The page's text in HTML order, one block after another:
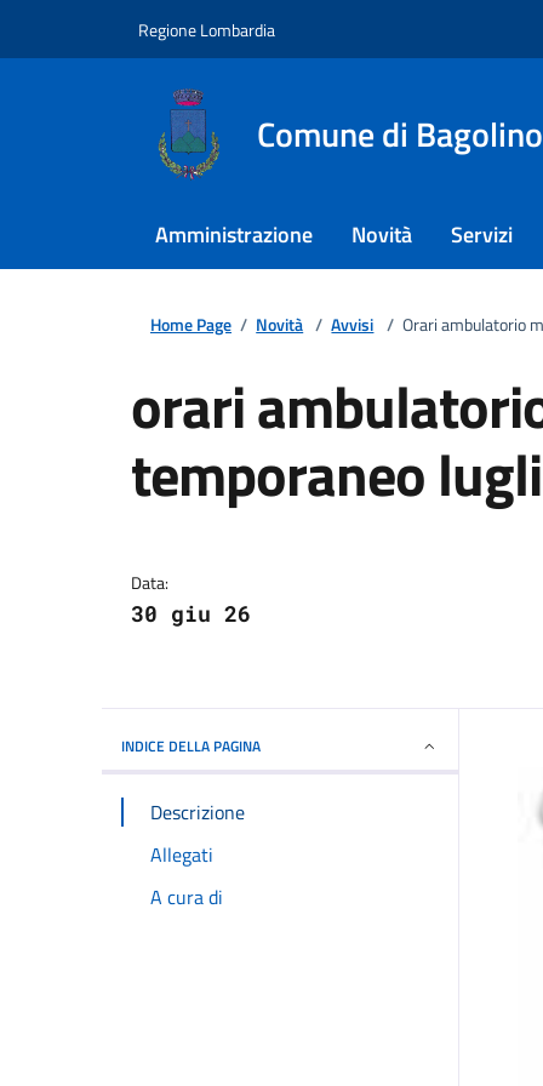
Regione Lombardia
Comune di Bagolino
Amministrazione Novità Servizi
Home Page / Novità / Avvisi / Orari ambulatorio
orari
temporaneo
Data:
30 giu 26
INDICE DELLA PAGINA
Descrizione
Allegati
A cura di